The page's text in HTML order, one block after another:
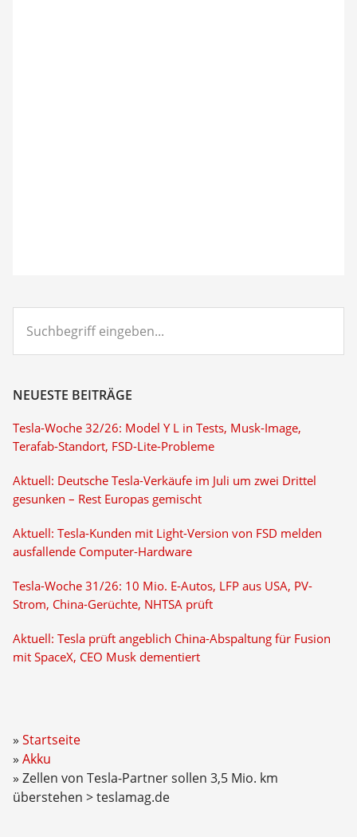
eingeben...
NEUESTE BEITRÄGE
Tesla-Woche 32/26: Model Y L in Tests, Musk-Image,
Terafab-Standort, FSD-Lite-Probleme
Aktuell: Deutsche Tesla-Verkäufe im Juli um zwei Drittel
gesunken – Rest Europas gemischt
Aktuell: Tesla-Kunden mit Light-Version von FSD melden
ausfallende Computer-Hardware
Tesla-Woche 31/26: 10 Mio. E-Autos, LFP aus USA, PV-
Strom, China-Gerüchte, NHTSA prüft
Aktuell: Tesla prüft angeblich China-Abspaltung für Fusion
mit SpaceX, CEO Musk dementiert
Startseite
Akku
Zellen von Tesla-Partner sollen 3,5 Mio. km
überstehen > teslamag.de